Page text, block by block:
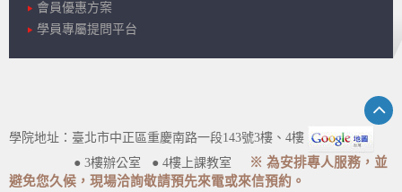
會員優惠方案
學員專屬提問平台
學院地址：臺北市中正區重慶南路一段143號3樓、4樓
● 3樓辦公室 ● 4樓上課教室
※ 為安排專人服務，並
避免您久候，現場洽詢敬請預先來電或來信預約。